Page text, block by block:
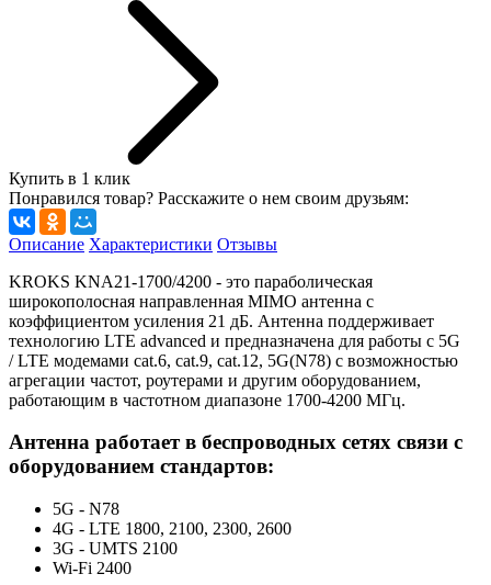
Купить в 1 клик
Понравился товар? Расскажите о нем своим друзьям:
Описание Характеристики Отзывы
KROKS KNA21-1700/4200 - это параболическая
широкополосная направленная MIMO антенна с
коэффициентом усиления 21 дБ. Антенна поддерживает
технологию LTE advanced и предназначена для работы с 5G
/ LTE модемами cat.6, cat.9, cat.12, 5G(N78) с возможностью
агрегации частот, роутерами и другим оборудованием,
работающим в частотном диапазоне 1700-4200 МГц.
Антенна работает в беспроводных сетях связи с
оборудованием стандартов:
5G - N78
4G - LTE 1800, 2100, 2300, 2600
3G - UMTS 2100
Wi-Fi 2400